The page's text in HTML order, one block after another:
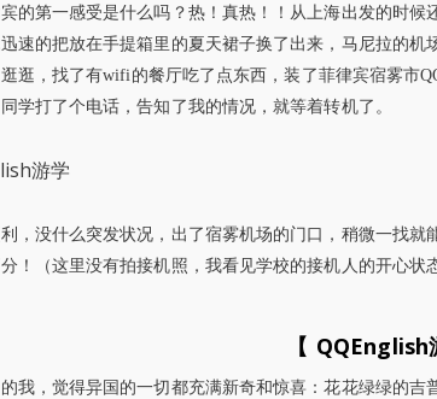
的第一感受是什么吗？热！真热！！从上海出发的时
速的把放在手提箱里的夏天裙子换了出来，马尼拉的
逛，找了有wifi的餐厅吃了点东西，装了菲律宾宿雾市
学打了个电话，告知了我的情况，就等着转机了。
，没什么突发状况，出了宿雾机场的门口，稍微一找
！（这里没有拍接机照，我看见学校的接机人的开心状
【 QQEnglish
我，觉得异国的一切都充满新奇和惊喜：花花绿绿的